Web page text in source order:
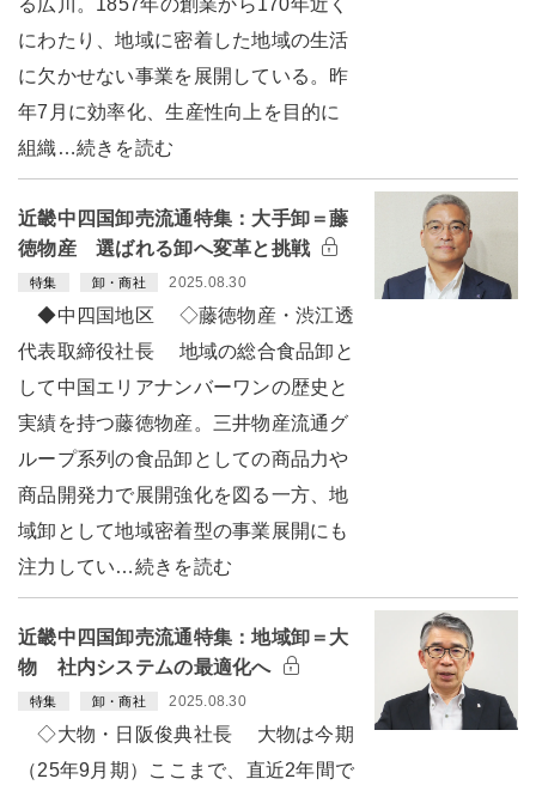
る広川。1857年の創業から170年近く
にわたり、地域に密着した地域の生活
に欠かせない事業を展開している。昨
年7月に効率化、生産性向上を目的に
組織…続きを読む
近畿中四国卸売流通特集：大手卸＝藤
徳物産 選ばれる卸へ変革と挑戦
特集 卸・商社 2025.08.30
◆中四国地区 ◇藤徳物産・渋江透
代表取締役社長 地域の総合食品卸と
して中国エリアナンバーワンの歴史と
実績を持つ藤徳物産。三井物産流通グ
ループ系列の食品卸としての商品力や
商品開発力で展開強化を図る一方、地
域卸として地域密着型の事業展開にも
注力してい…続きを読む
近畿中四国卸売流通特集：地域卸＝大
物 社内システムの最適化へ
特集 卸・商社 2025.08.30
◇大物・日阪俊典社長 大物は今期
（25年9月期）ここまで、直近2年間で